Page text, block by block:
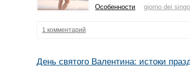
Особенности
giorno dei singol
1 комментарий
День святого Валентина: истоки